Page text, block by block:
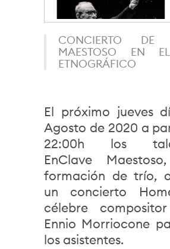
CONCIERTO DE
MAESTOSO EN
ETNOGRÁFICO
El próximo jueves
Agosto de 2020 a
22:00h los
EnClave
formación de trío,
un concierto
célebre
Ennio Morriocone
los asistentes.